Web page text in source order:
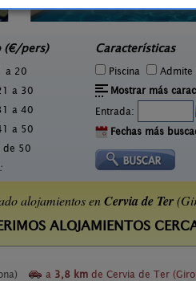
(€/pers)
a 20
a 30
a 40
a 50
de 50
Características
Piscina Admite
Mostrar más
Entrada:
Fechas más
alojamientos enCervia de Ter
ALOJAMIENTOS
a 3,8 km de Cervia de Ter